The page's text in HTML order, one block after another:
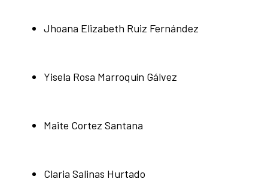
Jhoana Elizabeth Ruiz Fernández
Yisela Rosa Marroquín Gálvez
Maite Cortez Santana
Claria Salinas Hurtado